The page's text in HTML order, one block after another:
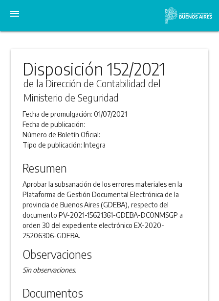
menu
Disposición 152/2021
de la Dirección de Contabilidad del
Ministerio de Seguridad
Fecha de promulgación:01/07/2021
Fecha de publicación:
Número de Boletín Oficial:
Tipo de publicación:Integra
Resumen
Aprobar la subsanación de los errores materiales en la
Plataforma de Gestión Documental Electrónica de la
provincia de Buenos Aires (GDEBA), respecto del
documento PV-2021-15621361-GDEBA-DCONMSGP a
orden 30 del expediente electrónico EX-2020-
25206306-GDEBA.
Observaciones
Sin observaciones.
Documentos